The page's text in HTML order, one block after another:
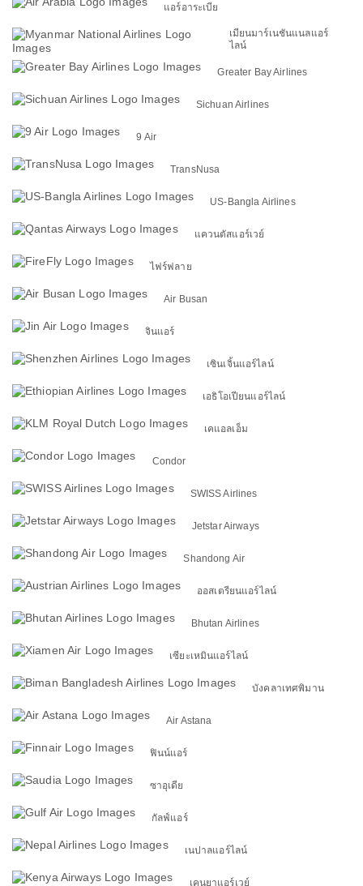
แอร์อาระเบีย
เมียนมาร์เนชันแนลแอร์
ไลน์
Greater Bay Airlines
Sichuan Airlines
9 Air
TransNusa
US-Bangla Airlines
แควนตัสแอร์เวย์
ไฟร์ฟลาย
Air Busan
จินแอร์
เซินเจิ้นแอร์ไลน์
เอธิโอเปียนแอร์ไลน์
เคแอลเอ็ม
Condor
SWISS Airlines
Jetstar Airways
Shandong Air
ออสเตรียนแอร์ไลน์
Bhutan Airlines
เซียะเหมินแอร์ไลน์
บังคลาเทศพิมาน
Air Astana
ฟินน์แอร์
ซาอุเดีย
กัลฟ์แอร์
เนปาลแอร์ไลน์
เคนยาแอร์เวย์